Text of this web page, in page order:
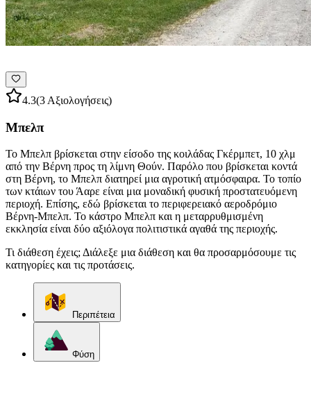
4.3(3 Αξιολογήσεις)
Μπελπ
Το Μπελπ βρίσκεται στην είσοδο της κοιλάδας Γκέρμπετ, 10 χλμ
από την Βέρνη προς τη λίμνη Θούν. Παρόλο που βρίσκεται κοντά
στη Βέρνη, το Μπελπ διατηρεί μια αγροτική ατμόσφαιρα. Το τοπίο
των κτάιων του Άαρε είναι μια μοναδική φυσική προστατευόμενη
περιοχή. Επίσης, εδώ βρίσκεται το περιφερειακό αεροδρόμιο
Βέρνη-Μπελπ. Το κάστρο Μπελπ και η μεταρρυθμισμένη
εκκλησία είναι δύο αξιόλογα πολιτιστικά αγαθά της περιοχής.
Τι διάθεση έχεις; Διάλεξε μια διάθεση και θα προσαρμόσουμε τις
κατηγορίες και τις προτάσεις.
Περιπέτεια
Φύση